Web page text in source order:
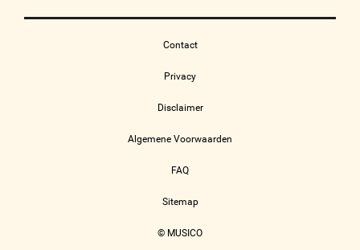
Contact
Privacy
Disclaimer
Algemene Voorwaarden
FAQ
Sitemap
© MUSICO